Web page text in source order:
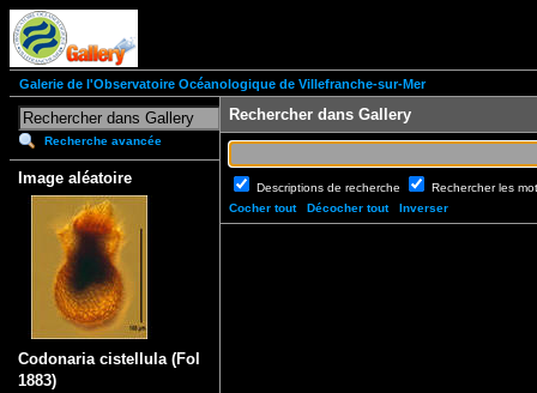
Galerie de l'Observatoire Océanologique de Villefranche-sur-Mer
Recherche avancée
Image aléatoire
Codonaria cistellula (Fol
1883)
Rechercher dans Gallery
Descriptions de recherche
Rechercher les
Cocher tout
Décocher tout Inverser